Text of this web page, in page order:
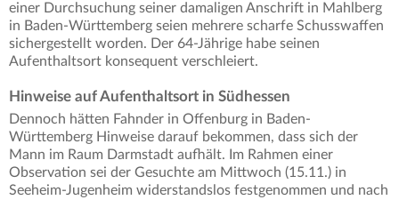
einer Durchsuchung seiner damaligen Anschrift in Mahlberg
in Baden-Württemberg seien mehrere scharfe Schusswaffen
sichergestellt worden. Der 64-Jährige habe seinen
Aufenthaltsort konsequent verschleiert.
Hinweise auf Aufenthaltsort in Südhessen
Dennoch hätten Fahnder in Offenburg in Baden-
Württemberg Hinweise darauf bekommen, dass sich der
Mann im Raum Darmstadt aufhält. Im Rahmen einer
Observation sei der Gesuchte am Mittwoch (15.11.) in
Seeheim-Jugenheim widerstandslos festgenommen und nach